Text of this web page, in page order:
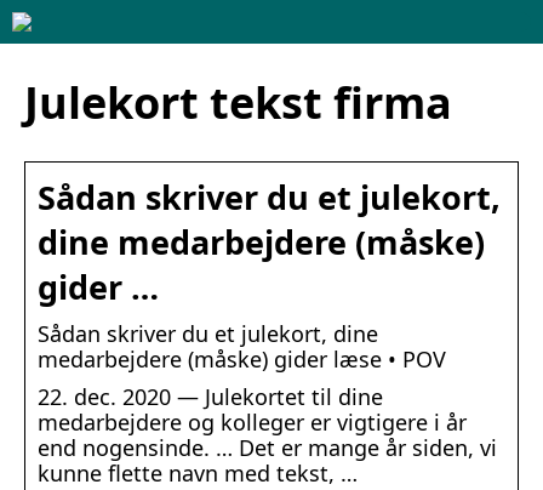
Julekort tekst firma
Sådan skriver du et julekort,
dine medarbejdere (måske)
gider …
Sådan skriver du et julekort, dine
medarbejdere (måske) gider læse • POV
22. dec. 2020 — Julekortet til dine
medarbejdere og kolleger er vigtigere i år
end nogensinde. … Det er mange år siden, vi
kunne flette navn med tekst, …